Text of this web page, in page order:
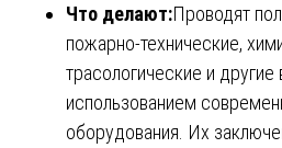
Что делают:Проводят
пожарно-технические,
трасологические и
использованием
оборудования. Их